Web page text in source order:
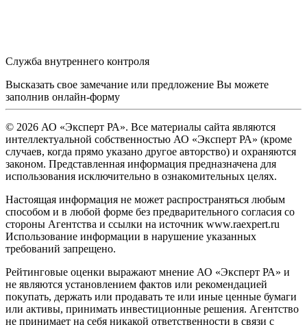
Служба внутреннего контроля
Высказать свое замечание или предложение Вы можете
заполнив онлайн-форму
© 2026 АО «Эксперт РА». Все материалы сайта являются
интеллектуальной собственностью АО «Эксперт РА» (кроме
случаев, когда прямо указано другое авторство) и охраняются
законом. Представленная информация предназначена для
использования исключительно в ознакомительных целях.
Настоящая информация не может распространяться любым
способом и в любой форме без предварительного согласия со
стороны Агентства и ссылки на источник www.raexpert.ru
Использование информации в нарушение указанных
требований запрещено.
Рейтинговые оценки выражают мнение АО «Эксперт РА» и
не являются установлением фактов или рекомендацией
покупать, держать или продавать те или иные ценные бумаги
или активы, принимать инвестиционные решения. Агентство
не принимает на себя никакой ответственности в связи с